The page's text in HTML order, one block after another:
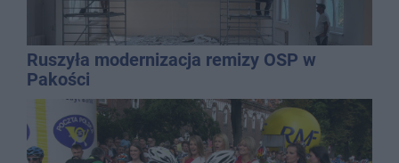
Ruszyła modernizacja remizy OSP w
Pakości